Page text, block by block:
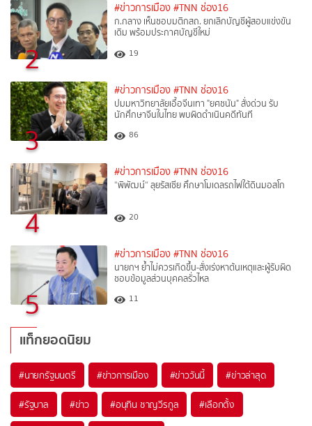
2
#ข่าวการเมือง #TNN ช่อง16
ก.กลาง เห็นชอบมติกสถ. ยกเลิกบัญชีผู้สอบแข่งขัน
เดิม พร้อมประกาศบัญชีใหม่
19
3
#ข่าวการเมือง #TNN ช่อง16
ปมมหาวิทยาลัยเอื้อจีนเทา "ยศชนัน" สั่งด่วน รับ
นักศึกษาจีนในไทย พบผิดดำเนินคดีทันที
86
4
#ข่าวการเมือง #TNN ช่อง16
“พิพัฒน์“ ลุยรัสเซีย ศึกษาโมเดลรถไฟใต้ดินมอสโก
20
5
#ข่าวการเมือง #TNN ช่อง16
นายกฯ ย้ำไม่ควรเกิดขึ้น-สั่งเร่งหาต้นเหตุและผู้รับผิด
ชอบข้อมูลส่วนบุคคลรั่วไหล
11
แท็กยอดนิยม
#นายกรัฐมนตรี #ข่าวการเมือง #ข่าววันนี้ #ข่าวล่าสุด
#รัฐบาล #ข่าว #อนุทิน ชาญวีรกูล #เลือกตั้ง